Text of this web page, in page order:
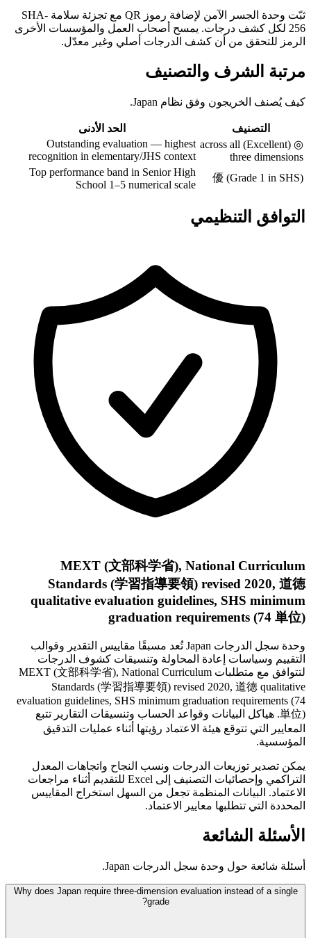
ثبّت وحدة الجسر الآمن لإضافة رموز QR مع تجزئة سلامة SHA-
256 لكل كشف درجات. يمسح أصحاب العمل والمؤسسات الأخرى
الرمز للتحقق من أن كشف الدرجات أصلي وغير معدّل.
مرتبة الشرف والتصنيف
كيف يُصنف الخريجون وفق نظام Japan.
التصنيف
الحد الأدنى
◎ (Excellent) across all
three dimensions
Outstanding evaluation — highest
recognition in elementary/JHS context
優 (Grade 1 in SHS)
Top performance band in Senior High
School 1–5 numerical scale
التوافق التنظيمي
MEXT (文部科学省), National Curriculum
Standards (学習指導要領) revised 2020, 道徳
qualitative evaluation guidelines, SHS minimum
graduation requirements (74 単位)
وحدة سجل الدرجات Japan تُعد مسبقًا مقاييس التقدير وقوالب
التقييم وسياسات إعادة المحاولة وتنسيقات كشوف الدرجات
لتتوافق مع متطلبات MEXT (文部科学省), National Curriculum
Standards (学習指導要領) revised 2020, 道徳 qualitative
evaluation guidelines, SHS minimum graduation requirements (74
単位). هياكل البيانات وقواعد الحساب وتنسيقات التقارير تتبع
المعايير التي تتوقع هيئة الاعتماد رؤيتها أثناء عمليات التدقيق
المؤسسية.
يمكن تصدير توزيعات الدرجات ونسب النجاح واتجاهات المعدل
التراكمي وإحصائيات التصنيف إلى Excel للتقديم أثناء مراجعات
الاعتماد. البيانات المنظمة تجعل من السهل استخراج المقاييس
المحددة التي تتطلبها معايير الاعتماد.
الأسئلة الشائعة
أسئلة شائعة حول وحدة سجل الدرجات Japan.
Why does Japan require three-dimension evaluation instead of a single
grade?